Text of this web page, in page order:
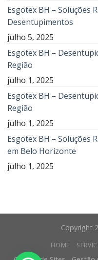
Esgotex BH – Soluções
Desentupimentos
julho 5, 2025
Esgotex BH –
Região
julho 1, 2025
Esgotex BH –
Região
julho 1, 2025
Esgotex BH – Soluções
em Belo Horizonte
julho 1, 2025
Copyright
HOME